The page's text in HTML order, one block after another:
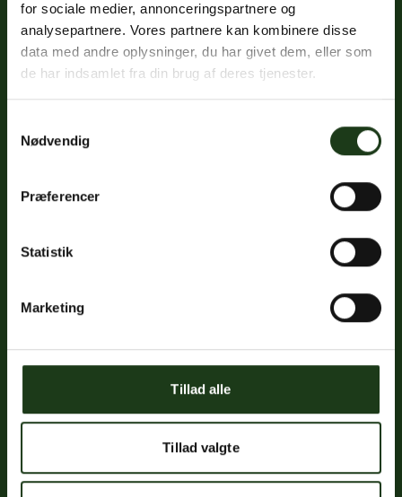
for sociale medier, annonceringspartnere og
analysepartnere. Vores partnere kan kombinere disse
data med andre oplysninger, du har givet dem, eller som
de har indsamlet fra din brug af deres tjenester.
Nødvendig
Præferencer
Statistik
Marketing
Tillad alle
Tillad valgte
Sociale medier
Instagram
Google
Links
Mindeportal
Kontakt